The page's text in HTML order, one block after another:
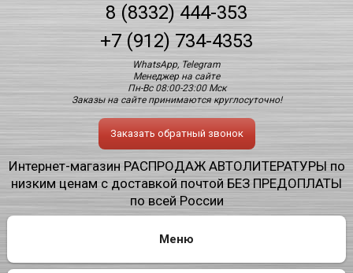
8 (8332) 444-353
+7 (912) 734-4353
WhatsApp, Telegram
Менеджер на сайте
Пн-Вс 08:00-23:00 Мск
Заказы на сайте принимаются круглосуточно!
Заказать обратный звонок
Интернет-магазин РАСПРОДАЖ АВТОЛИТЕРАТУРЫ по
низким ценам с доставкой почтой БЕЗ ПРЕДОПЛАТЫ
по всей России